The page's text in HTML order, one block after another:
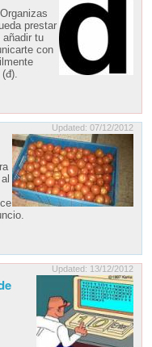
prestar
tu
con
Updated: 07/12/2012
Updated: 13/12/2012